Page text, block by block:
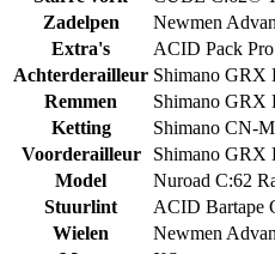
Zadelpen
Newmen
Extra's
ACID Pack
Achterderailleur Shimano
Remmen
Shimano GRX
Ketting
Shimano CN-
Voorderailleur
Shimano
Model
Nuroad C:62
Stuurlint
ACID Bartape
Wielen
Newmen